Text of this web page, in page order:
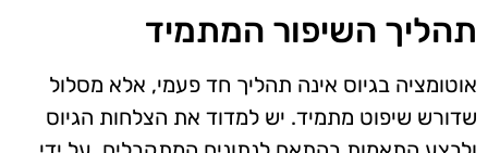
תהליך השיפור המתמיד
אוטומציה בגיוס אינה תהליך חד פעמי, אלא מסלול
שדורש שיפוט מתמיד. יש למדוד את הצלחות הגיוס